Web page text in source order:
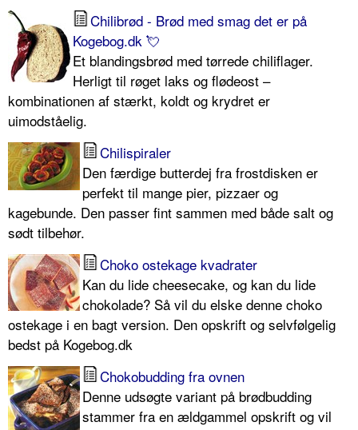
Chilibrød - Brød med smag det er på
Kogebog.dk 💘
Et blandingsbrød med tørrede chiliflager.
Herligt til røget laks og flødeost –
kombinationen af stærkt, koldt og krydret er
uimodståelig.
Chilispiraler
Den færdige butterdej fra frostdisken er
perfekt til mange pier, pizzaer og
kagebunde. Den passer fint sammen med både salt og
sødt tilbehør.
Choko ostekage kvadrater
Kan du lide cheesecake, og kan du lide
chokolade? Så vil du elske denne choko
ostekage i en bagt version. Den opskrift og selvfølgelig
bedst på Kogebog.dk
Chokobudding fra ovnen
Denne udsøgte variant på brødbudding
stammer fra en ældgammel opskrift og vil